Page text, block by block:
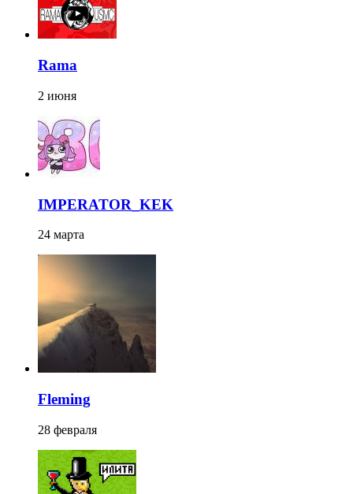
Rama
2 июня
IMPERATOR_KEK
24 марта
Fleming
28 февраля